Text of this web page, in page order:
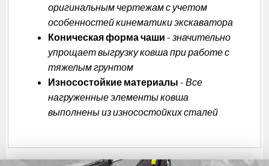
оригинальным чертежам с учетом
особенностей кинематики экскаватора
Коническая форма чаши - значительно
упрощает выгрузку ковша при работе с
тяжелым грунтом
Износостойкие материалы - Все
нагруженные элементы ковша
выполнены из износостойких сталей